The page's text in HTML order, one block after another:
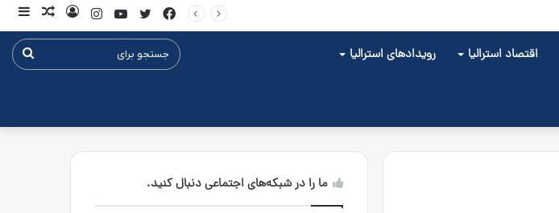
نوشته
تصادفی
ورود
اینستاگرامیوتیوب توییتر فیس
بوک
اقتصاد استرالیا رویدادهای استرالیا
ما را در شبکه‌های اجتماعی دنبال کنید.